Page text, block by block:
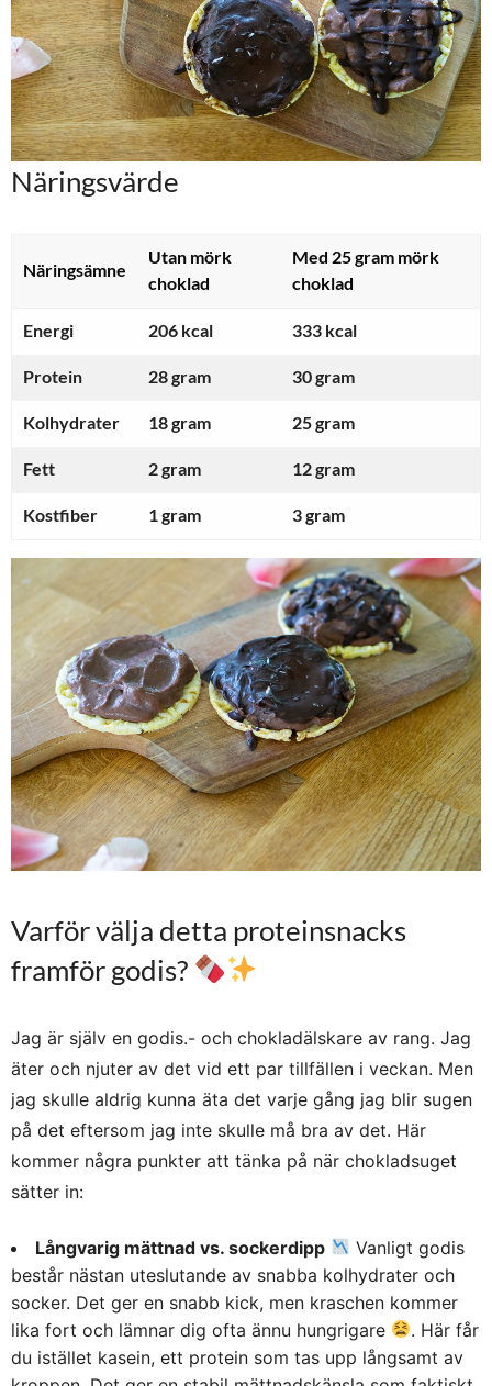
Näringsvärde
Näringsämne
Utan mörk
choklad
Med 25 gram mörk
choklad
Energi 206 kcal 333 kcal
Protein 28 gram 30 gram
Kolhydrater 18 gram 25 gram
Fett 2 gram 12 gram
Kostfiber 1 gram 3 gram
Varför välja detta proteinsnacks
framför godis?
Jag är själv en godis.- och chokladälskare av rang. Jag
äter och njuter av det vid ett par tillfällen i veckan. Men
jag skulle aldrig kunna äta det varje gång jag blir sugen
på det eftersom jag inte skulle må bra av det. Här
kommer några punkter att tänka på när chokladsuget
sätter in:
Långvarig mättnad vs. sockerdipp
Vanligt godis
består nästan uteslutande av snabba kolhydrater och
socker. Det ger en snabb kick, men kraschen kommer
lika fort och lämnar dig ofta ännu hungrigare
. Här får
du istället kasein, ett protein som tas upp långsamt av